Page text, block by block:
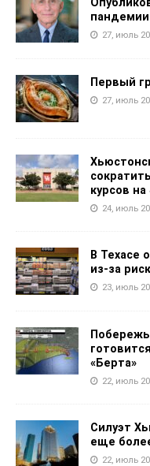
пандемии
27, июль
Первый
27, июль
курсов на
24, июль
В Техасе
из-за
23, июль
«Берта»
22, июль
Силуэт
еще
22, июль